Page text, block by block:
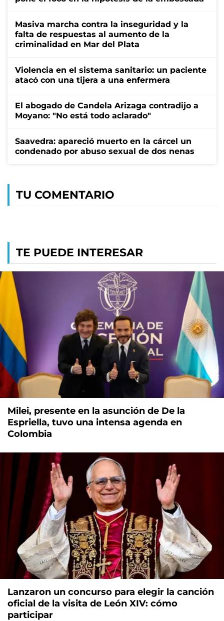
Masiva marcha contra la inseguridad y la
falta de respuestas al aumento de la
criminalidad en Mar del Plata
Violencia en el sistema sanitario: un paciente
atacó con una tijera a una enfermera
El abogado de Candela Arizaga contradijo a
Moyano: "No está todo aclarado"
Saavedra: apareció muerto en la cárcel un
condenado por abuso sexual de dos nenas
TU COMENTARIO
TE PUEDE INTERESAR
Milei, presente en la asunción de De la
Espriella, tuvo una intensa agenda en
Colombia
Lanzaron un concurso para elegir la canción
oficial de la visita de León XIV: cómo
participar